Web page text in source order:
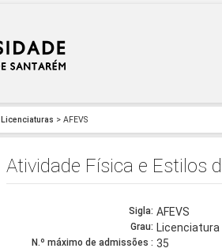
Licenciaturas > AFEVS
Atividade Física e Estilos
Sigla: AFEVS
Grau: Licenciatura
N.º máximo de admissões : 35